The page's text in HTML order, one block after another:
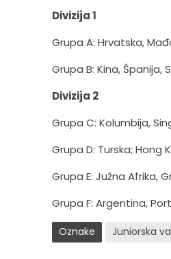
Divizija 1
Grupa A: Hrvatska,
Grupa B: Kina, Španija,
Divizija 2
Grupa C: Kolumbija,
Grupa D: Turska; Hong
Grupa E: Južna Afrika,
Grupa F: Argentina,
Oznake Juniorska